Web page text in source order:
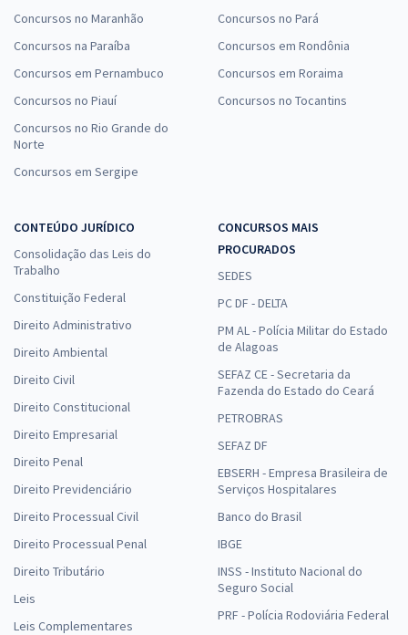
Concursos no Maranhão
Concursos na Paraíba
Concursos em Pernambuco
Concursos no Piauí
Concursos no Rio Grande do
Norte
Concursos em Sergipe
Concursos no Pará
Concursos em Rondônia
Concursos em Roraima
Concursos no Tocantins
CONTEÚDO JURÍDICO
Consolidação das Leis do
Trabalho
Constituição Federal
Direito Administrativo
Direito Ambiental
Direito Civil
Direito Constitucional
Direito Empresarial
Direito Penal
Direito Previdenciário
Direito Processual Civil
Direito Processual Penal
Direito Tributário
Leis
Leis Complementares
CONCURSOS MAIS
PROCURADOS
SEDES
PC DF - DELTA
PM AL - Polícia Militar do Estado
de Alagoas
SEFAZ CE - Secretaria da
Fazenda do Estado do Ceará
PETROBRAS
SEFAZ DF
EBSERH - Empresa Brasileira de
Serviços Hospitalares
Banco do Brasil
IBGE
INSS - Instituto Nacional do
Seguro Social
PRF - Polícia Rodoviária Federal